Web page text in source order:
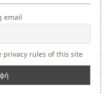
email
privacy rules of this site